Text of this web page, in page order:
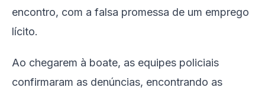
encontro, com a falsa promessa de um emprego
lícito.
Ao chegarem à boate, as equipes policiais
confirmaram as denúncias, encontrando as